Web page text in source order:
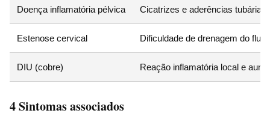
Doença inflamatória pélvica Cicatrizes e aderências tubárias
Estenose cervical Dificuldade de drenagem do
DIU (cobre) Reação inflamatória local e
4 Sintomas associados